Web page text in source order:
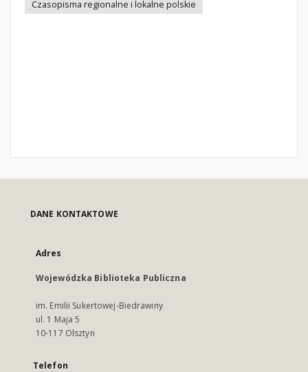
Czasopisma regionalne i lokalne polskie
DANE KONTAKTOWE
Adres
Wojewódzka Biblioteka Publiczna
im. Emilii Sukertowej-Biedrawiny
ul. 1 Maja 5
10-117 Olsztyn
Telefon